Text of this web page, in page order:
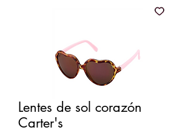
Lentes de sol corazón
Carter's